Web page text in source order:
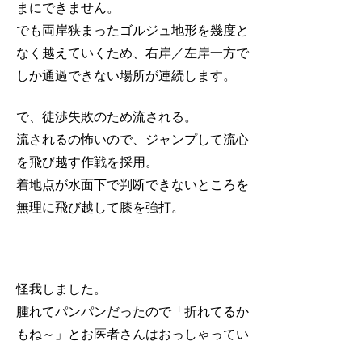
まにできません。
でも両岸狭まったゴルジュ地形を幾度と
なく越えていくため、右岸／左岸一方で
しか通過できない場所が連続します。
で、徒渉失敗のため流される。
流されるの怖いので、ジャンプして流心
を飛び越す作戦を採用。
着地点が水面下で判断できないところを
無理に飛び越して膝を強打。
怪我しました。
腫れてパンパンだったので「折れてるか
もね～」とお医者さんはおっしゃってい